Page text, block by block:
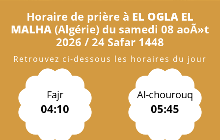
Horaire de prière à EL OGLA EL
MALHA (Algérie) du samedi 08 aoÃ»t
2026 / 24 Safar 1448
Retrouvez ci-dessous les horaires du jour
Fajr
04:10
Al-chourouq
05:45